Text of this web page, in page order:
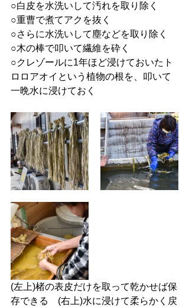
○白皮を水洗いして汚れを取り除く
○重曹で煮てアクを抜く
○さらに水洗いして塵などを取り除く
○木の棒で叩いて繊維を砕く
○クレゾールに1年ほど浸けておいたト
ロロアオイという植物の根を、叩いて
一晩水に浸けておく
(左上)楮の表皮だけを取って乾かせば保
存できる　(右上)水に浸けて柔らかく戻